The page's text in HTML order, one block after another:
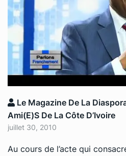
Le Magazine De La
Ami(e)s De La Côte D’Ivoire
juillet 30, 2010
Au cours de l’acte qui